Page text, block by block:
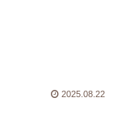
2025.08.22